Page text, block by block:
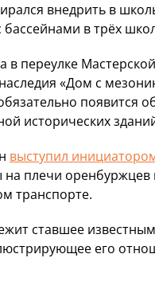
внедрить в
в трёх
в переулке
наследия «Дом с
появится
исторических
выступил
на плечи
транспорте.
ставшее
его